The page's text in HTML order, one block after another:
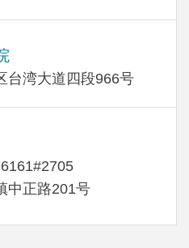
台湾大道四段966号
中正路201号